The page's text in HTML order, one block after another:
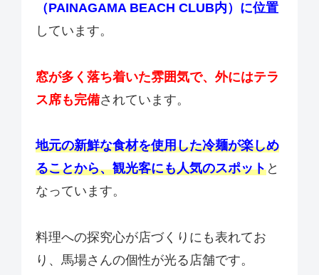
（PAINAGAMA BEACH CLUB内）に位置
しています。
窓が多く落ち着いた雰囲気で、外にはテラ
ス席も完備されています。
地元の新鮮な食材を使用した冷麺が楽しめ
ることから、観光客にも人気のスポットと
なっています。
料理への探究心が店づくりにも表れてお
り、馬場さんの個性が光る店舗です。